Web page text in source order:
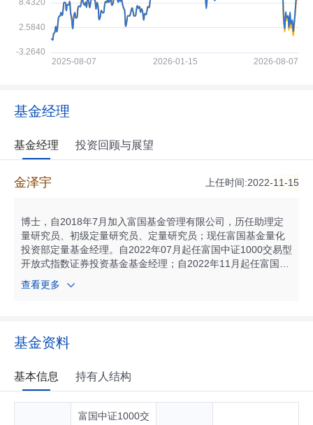
基金经理
基金经理 投资回顾与展望
金泽宇 上任时间:2022-11-15
博士，自2018年7月加入富国基金管理有限公司，历任助理定
量研究员、初级定量研究员、定量研究员；现任富国基金量化
投资部定量基金经理。自2022年07月起任富国中证1000交易型
开放式指数证券投资基金基金经理；自2022年11月起任富国中
证1000交易型开放式指数证券投资基金联接基金基金经理；自
2024年05月起任富国中证红利低波动交易型开放式指数证券投
央企业红利交易型开放式指数证券投资基金基金经理；自2024
年09月起任富国沪深300交易型开放式指数证券投资基金发起
利交易型开放式指数证券投资基金发起式联接基金基金经理；
自2024年11月起任富国中证红利低波动交易型开放式指数证券
投资基金发起式联接基金基金经理；自2025年01月起任富国上
证科创板50成份交易型开放式指数证券投资基金联接基金基金
查看更多
基金资料
基本信息 持有人结构
富国中证1000交